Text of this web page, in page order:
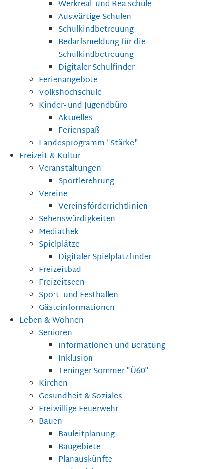
Werkreal- und Realschule
Auswärtige Schulen
Schulkindbetreuung
Bedarfsmeldung für die
Schulkindbetreuung
Digitaler Schulfinder
Ferienangebote
Volkshochschule
Kinder- und Jugendbüro
Aktuelles
Ferienspaß
Landesprogramm "Stärke"
Freizeit & Kultur
Veranstaltungen
Sportlerehrung
Vereine
Vereinsförderrichtlinien
Sehenswürdigkeiten
Mediathek
Spielplätze
Digitaler Spielplatzfinder
Freizeitbad
Freizeitseen
Sport- und Festhallen
Gästeinformationen
Leben & Wohnen
Senioren
Informationen und Beratung
Inklusion
Teninger Sommer "Ü60"
Kirchen
Gesundheit & Soziales
Freiwillige Feuerwehr
Bauen
Bauleitplanung
Baugebiete
Planauskünfte